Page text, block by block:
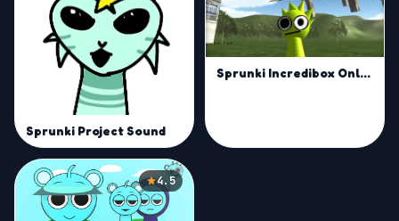
Sprunki Project Sound
Sprunki Incredibox Only Up
4.5